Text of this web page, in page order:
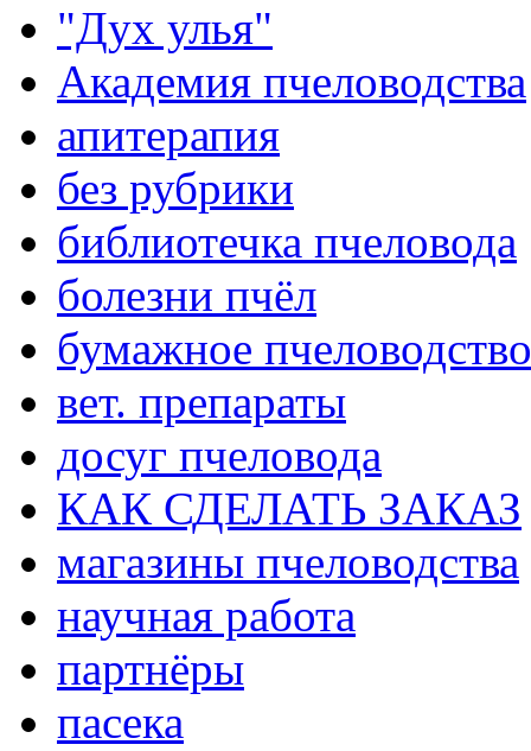
"Дух улья"
Академия пчеловодства
апитерапия
без рубрики
библиотечка пчеловода
болезни пчёл
бумажное пчеловодство
вет. препараты
досуг пчеловода
КАК СДЕЛАТЬ ЗАКАЗ
магазины пчеловодства
научная работа
партнёры
пасека